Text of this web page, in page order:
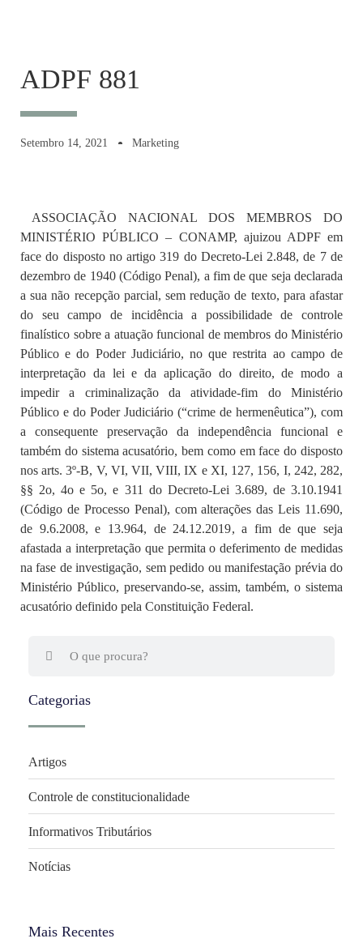
ADPF 881
Setembro 14, 2021 Marketing
ASSOCIAÇÃO NACIONAL DOS MEMBROS DO
MINISTÉRIO PÚBLICO – CONAMP, ajuizou ADPF em
face do disposto no artigo 319 do Decreto-Lei 2.848, de 7 de
dezembro de 1940 (Código Penal), a fim de que seja declarada
a sua não recepção parcial, sem redução de texto, para afastar
do seu campo de incidência a possibilidade de controle
finalístico sobre a atuação funcional de membros do Ministério
Público e do Poder Judiciário, no que restrita ao campo de
interpretação da lei e da aplicação do direito, de modo a
impedir a criminalização da atividade-fim do Ministério
Público e do Poder Judiciário (“crime de hermenêutica”), com
a consequente preservação da independência funcional e
também do sistema acusatório, bem como em face do disposto
nos arts. 3º-B, V, VI, VII, VIII, IX e XI, 127, 156, I, 242, 282,
§§ 2o, 4o e 5o, e 311 do Decreto-Lei 3.689, de 3.10.1941
(Código de Processo Penal), com alterações das Leis 11.690,
de 9.6.2008, e 13.964, de 24.12.2019, a fim de que seja
afastada a interpretação que permita o deferimento de medidas
na fase de investigação, sem pedido ou manifestação prévia do
Ministério Público, preservando-se, assim, também, o sistema
acusatório definido pela Constituição Federal.
Categorias
Artigos
Controle de constitucionalidade
Informativos Tributários
Notícias
Mais Recentes